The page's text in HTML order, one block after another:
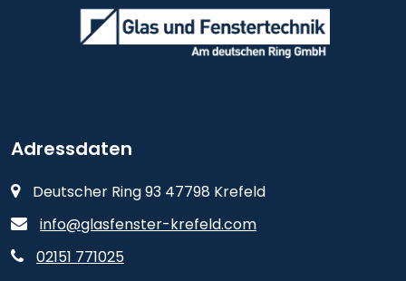
Adressdaten
Deutscher Ring 93 47798 Krefeld
info@glasfenster-krefeld.com
02151 771025